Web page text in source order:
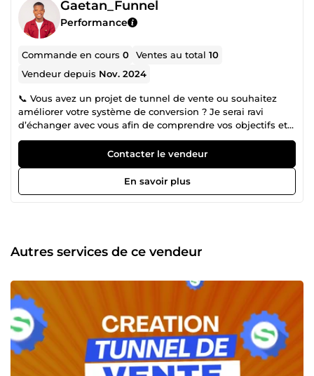
Gaetan_Funnel
Performance
Commande en cours0 Ventes au total10
Vendeur depuis Nov. 2024
📞 Vous avez un projet de tunnel de vente ou souhaitez
améliorer votre système de conversion ? Je serai ravi
d’échanger avec vous afin de comprendre vos objectifs et
voir comment je peux vous accompagner. Un échange
permet de mieux comprendre votre activité, votre
audience et la stratégie la plus adaptée pour développer
votre business en ligne. 🏅 Certifié Systeme.io ✅ Plus de
150 tunnels de vente réalisés dans différentes niches ✅
de vente performants et en stratégie marketing.
J’accompagne principalement les coachs, formateurs et
pensés pour transformer leurs visiteurs en prospects
qualifiés et leurs prospects en clients. Ma vision est simple
: un tunnel de vente performant ne repose pas
uniquement sur la technique. La réussite vient avant tout
d’une stratégie claire, d’une bonne compréhension de
votre audience et d’un parcours client optimisé. Mes
domaines d’expertise : ✅ Création de tunnels de vente
Contacter le vendeur
En savoir plus
Autres services de ce vendeur